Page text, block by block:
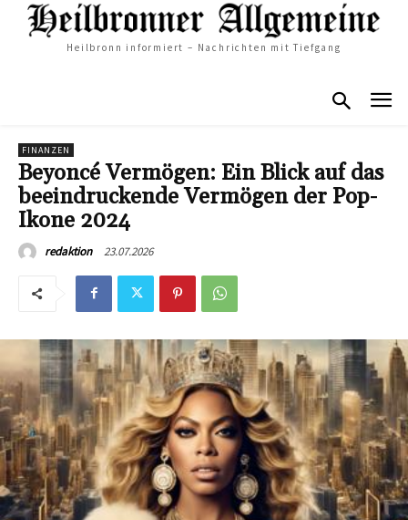
Heilbronn informiert – Nachrichten mit Tiefgang
FINANZEN
Beyoncé Vermögen: Ein Blick auf das
beeindruckende Vermögen der Pop-
Ikone 2024
redaktion 23.07.2026